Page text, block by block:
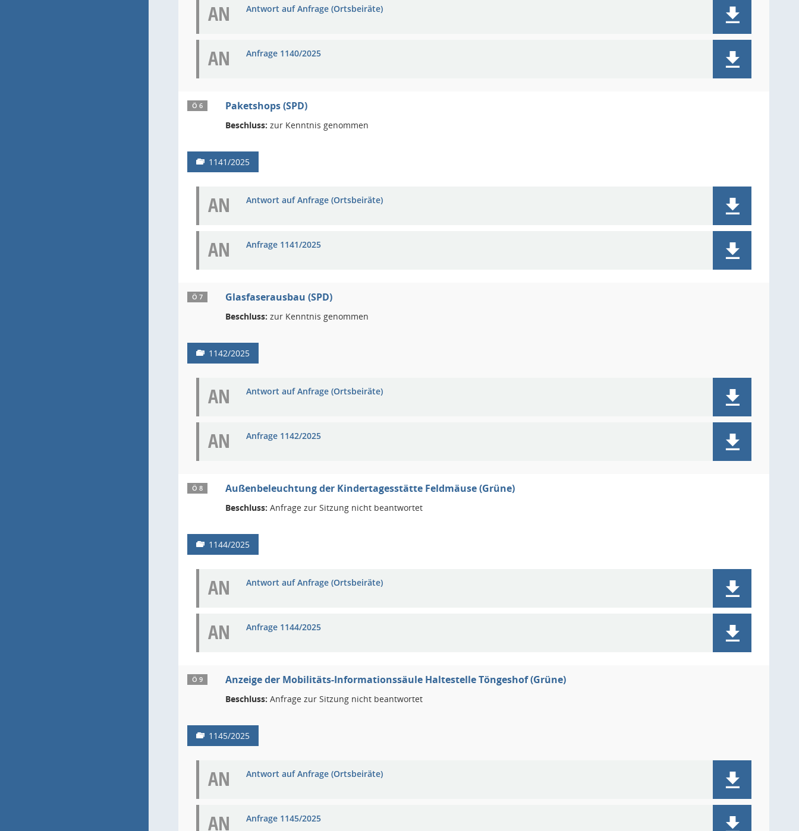
AN Antwort auf Anfrage (Ortsbeiräte)
AN Anfrage 1140/2025
Ö 6 Paketshops (SPD)
Beschluss: zur Kenntnis genommen
1141/2025
AN Antwort auf Anfrage (Ortsbeiräte)
AN Anfrage 1141/2025
Ö 7 Glasfaserausbau (SPD)
Beschluss: zur Kenntnis genommen
1142/2025
AN Antwort auf Anfrage (Ortsbeiräte)
AN Anfrage 1142/2025
Ö 8 Außenbeleuchtung der Kindertagesstätte Feldmäuse (Grüne)
Beschluss: Anfrage zur Sitzung nicht beantwortet
1144/2025
AN Antwort auf Anfrage (Ortsbeiräte)
AN Anfrage 1144/2025
Ö 9 Anzeige der Mobilitäts-Informationssäule Haltestelle Töngeshof (Grüne)
Beschluss: Anfrage zur Sitzung nicht beantwortet
1145/2025
AN Antwort auf Anfrage (Ortsbeiräte)
AN Anfrage 1145/2025